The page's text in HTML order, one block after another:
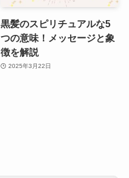
黒髪のスピリチュアルな5
つの意味！メッセージと象
徴を解説
2025年3月22日